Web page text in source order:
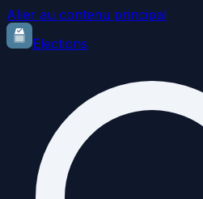
Aller au contenu principal
Elections